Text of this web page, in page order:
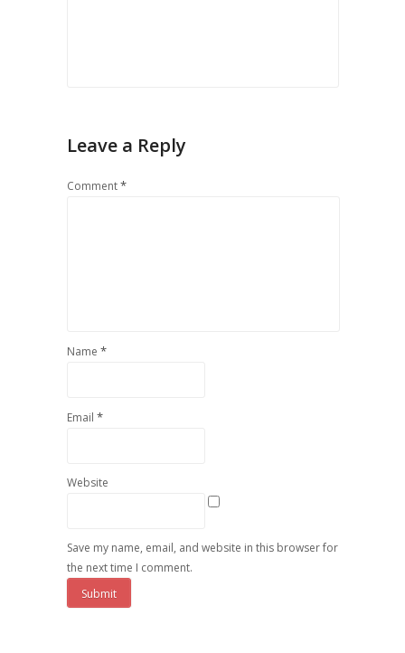
Leave a Reply
Comment*
Name *
Email *
Website
Save my name, email, and website in this browser for
the next time I comment.